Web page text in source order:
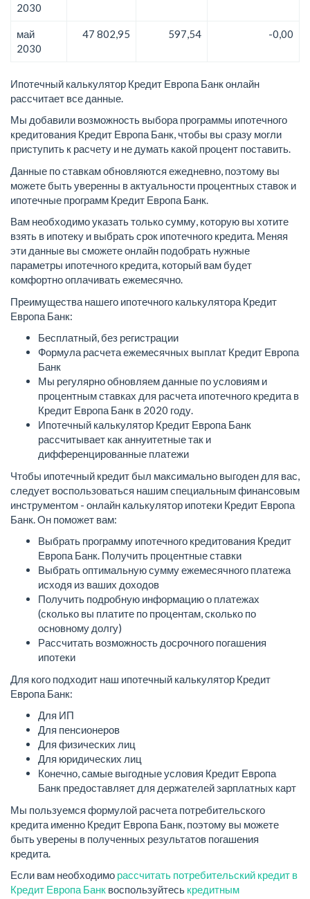
2030
май
2030
47 802,95 597,54 -0,00
Ипотечный калькулятор Кредит Европа Банк онлайн
рассчитает все данные.
Мы добавили возможность выбора программы ипотечного
кредитования Кредит Европа Банк, чтобы вы сразу могли
приступить к расчету и не думать какой процент поставить.
Данные по ставкам обновляются ежедневно, поэтому вы
можете быть уверенны в актуальности процентных ставок и
ипотечные программ Кредит Европа Банк.
Вам необходимо указать только сумму, которую вы хотите
взять в ипотеку и выбрать срок ипотечного кредита. Меняя
эти данные вы сможете онлайн подобрать нужные
параметры ипотечного кредита, который вам будет
комфортно оплачивать ежемесячно.
Преимущества нашего ипотечного калькулятора Кредит
Европа Банк:
Бесплатный, без регистрации
Формула расчета ежемесячных выплат Кредит Европа
Банк
Мы регулярно обновляем данные по условиям и
процентным ставках для расчета ипотечного кредита в
Кредит Европа Банк в 2020 году.
Ипотечный калькулятор Кредит Европа Банк
рассчитывает как аннуитетные так и
дифференцированные платежи
Чтобы ипотечный кредит был максимально выгоден для вас,
следует воспользоваться нашим специальным финансовым
инструментом - онлайн калькулятор ипотеки Кредит Европа
Банк. Он поможет вам:
Выбрать программу ипотечного кредитования Кредит
Европа Банк. Получить процентные ставки
Выбрать оптимальную сумму ежемесячного платежа
исходя из ваших доходов
Получить подробную информацию о платежах
(сколько вы платите по процентам, сколько по
основному долгу)
Рассчитать возможность досрочного погашения
ипотеки
Для кого подходит наш ипотечный калькулятор Кредит
Европа Банк:
Для ИП
Для пенсионеров
Для физических лиц
Для юридических лиц
Конечно, самые выгодные условия Кредит Европа
Банк предоставляет для держателей зарплатных карт
Мы пользуемся формулой расчета потребительского
кредита именно Кредит Европа Банк, поэтому вы можете
быть уверены в полученных результатов погашения
кредита.
Если вам необходимо рассчитать потребительский кредит в
Кредит Европа Банк воспользуйтесь кредитным